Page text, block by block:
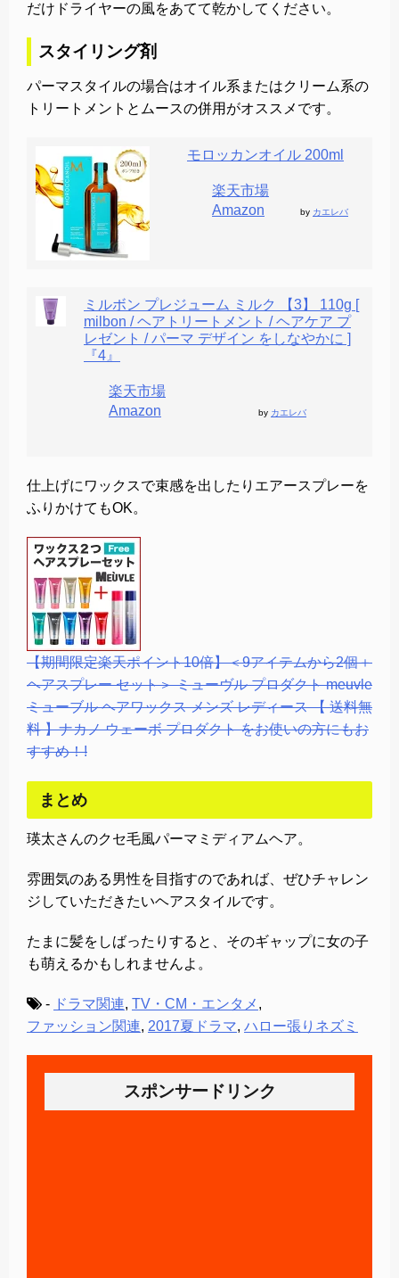
だけドライヤーの風をあてて乾かしてください。
スタイリング剤
パーマスタイルの場合はオイル系またはクリーム系の
トリートメントとムースの併用がオススメです。
モロッカンオイル 200ml
楽天市場
Amazon
by カエレバ
ミルボン プレジューム ミルク 【3】 110g [
milbon / ヘアトリートメント / ヘアケア プ
レゼント / パーマ デザイン をしなやかに ]
『4』
楽天市場
Amazon
by カエレバ
仕上げにワックスで束感を出したりエアースプレーを
ふりかけてもOK。
【期間限定楽天ポイント10倍】＜9アイテムから2個＋
ヘアスプレー セット＞ ミューヴル プロダクト meuvle
ミューブル ヘアワックス メンズ レディース 【 送料無
料 】ナカノ ウェーボ プロダクト をお使いの方にもお
すすめ！!
まとめ
瑛太さんのクセ毛風パーマミディアムヘア。
雰囲気のある男性を目指すのであれば、ぜひチャレン
ジしていただきたいヘアスタイルです。
たまに髪をしばったりすると、そのギャップに女の子
も萌えるかもしれませんよ。
- ドラマ関連, TV・CM・エンタメ ,
ファッション関連, 2017夏ドラマ, ハロー張りネズミ
スポンサードリンク